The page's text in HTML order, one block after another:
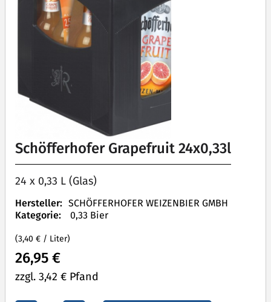
Schöfferhofer Grapefruit 24x0,33l
24 x 0,33 L (Glas)
Hersteller: SCHÖFFERHOFER WEIZENBIER GMBH
Kategorie:
0,33 Bier
(3,40 € / Liter)
26,95 €
zzgl. 3,42 € Pfand